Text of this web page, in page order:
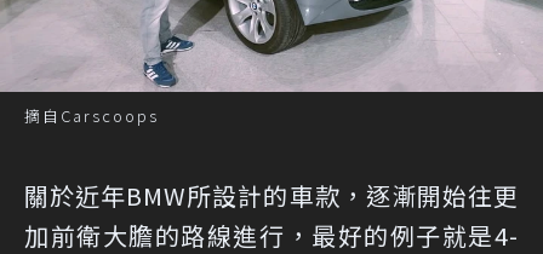
摘自Carscoops
關於近年BMW所設計的車款，逐漸開始往更
加前衛大膽的路線進行，最好的例子就是4-